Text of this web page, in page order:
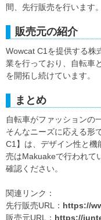
間、先行販売を行います。
販売元の紹介
Wowcat C1を提供する株
業を行っており、自転車
を開拓し続けています。
まとめ
自転車がファッションの
そんなニーズに応える形
C1】は、デザイン性と機
売はMakuakeで行われて
確認ください。
関連リンク：
先行販売URL： https://
販売元URL： https://